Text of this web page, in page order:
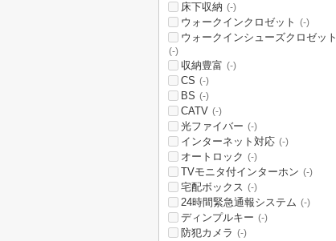
床下収納 (-)
ウォークインクロゼット (-)
ウォークインシューズクロゼット
(-)
収納豊富 (-)
CS (-)
BS (-)
CATV (-)
光ファイバー (-)
インターネット対応 (-)
オートロック (-)
TVモニタ付インターホン (-)
宅配ボックス (-)
24時間緊急通報システム (-)
ディンプルキー (-)
防犯カメラ (-)